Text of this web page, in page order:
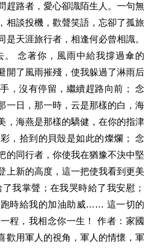
趕路者，愛心卻識陌生人。一句無
相談投機，歡聲笑語，忘卻了孤旅
天涯旅行者，相逢何必曾相識。
念著你，風雨中給我撐過傘的
開了風雨摧殘，使我躲過了淋雨后
，沒有停留，繼續趕路向前； 念
一日，那一時，云是那樣的白，海
，海燕是那樣的驕健，在你的指津
，拾到的貝殼是如此的燦爛； 念
的同行者，你使我在猶豫不決中堅
上新的高度，這一把使我看到更美
我掌聲；在我哭時給了我安慰；
時給我的加油助威…… 這一切的
程，我相念你一生！ 作者：家國
歡用軍人的視角，軍人的情懷，軍